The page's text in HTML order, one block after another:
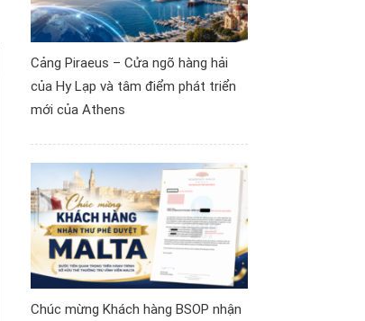
Cảng Piraeus – Cửa ngõ hàng hải
của Hy Lạp và tâm điểm phát triển
mới của Athens
Chúc mừng Khách hàng BSOP nhận